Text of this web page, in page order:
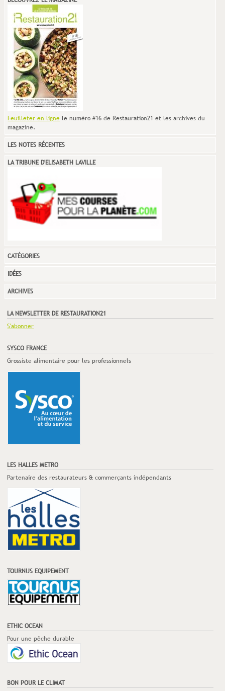
Feuilleter en ligne le numéro #16 de Restauration21 et les archives du
magazine.
LES NOTES RÉCENTES
LA TRIBUNE D'ELISABETH LAVILLE
CATÉGORIES
IDÉES
ARCHIVES
LA NEWSLETTER DE RESTAURATION21
S'abonner
SYSCO FRANCE
Grossiste alimentaire pour les professionnels
LES HALLES METRO
Partenaire des restaurateurs & commerçants indépendants
TOURNUS EQUIPEMENT
ETHIC OCEAN
Pour une pêche durable
BON POUR LE CLIMAT